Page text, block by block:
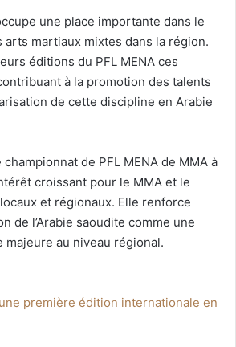
une place importante dans le
martiaux mixtes dans la région.
éditions du PFL MENA ces
à la promotion des talents
de cette discipline en Arabie
championnat de PFL MENA de MMA à
croissant pour le MMA et le
et régionaux. Elle renforce
de l’Arabie saoudite comme une
au niveau régional.
première édition internationale en